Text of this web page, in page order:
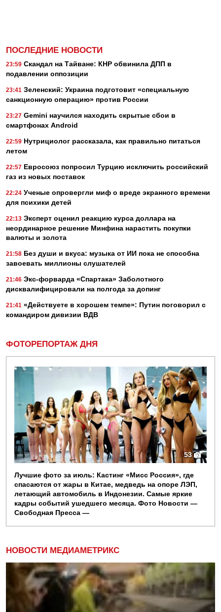
ПОСЛЕДНИЕ НОВОСТИ
23:59 Скандал на Тайване: КНР обвинила ДПП в
подавлении оппозиции
23:41 Зеленский: Украина подготовит «специальную
санкционную операцию» против России
23:27 Gemini научился находить скрытые сбои в
смартфонах Android
22:59 Нутрициолог рассказала, как правильно питаться
летом
22:57 Евросоюз попросил Турцию исключить российский
газ из новых поставок
22:24 Ученые опровергли миф о вреде экранного времени
для психики детей
22:13 Эксперт оценил реакцию курса доллара на
неординарное решение Минфина нарастить покупки
валюты и золота
21:58 Без души и вкуса: музыка от ИИ пока не способна
завоевать миллионы слушателей
21:46 Экс-форварда «Спартака» Заболотного
дисквалифицировали на полгода за допинг
21:41 «Действуете в хорошем темпе»: Путин поговорил с
командиром дивизии ВДВ
ФОТОРЕПОРТАЖ ДНЯ
53
Лучшие фото за июль: Кастинг «Мисс Россия», где
спасаются от жары в Китае, медведь на опоре ЛЭП,
летающий автомобиль в Индонезии. Самые яркие
кадры событий ушедшего месяца. Фото Новости —
Свободная Пресса —
НОВОСТИ МЕДИАМЕТРИКС